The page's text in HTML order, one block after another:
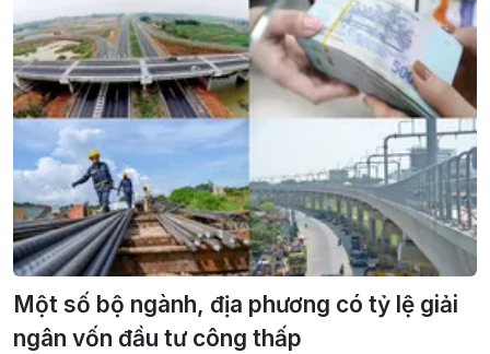
Một số bộ ngành, địa phương có tỷ lệ giải
ngân vốn đầu tư công thấp